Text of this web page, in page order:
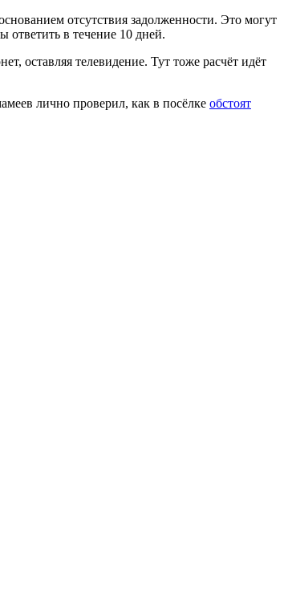
отсутствия задолженности. Это могут
ответить в течение 10 дней.
оставляя телевидение. Тут тоже расчёт идёт
лично проверил, как в посёлке обстоят